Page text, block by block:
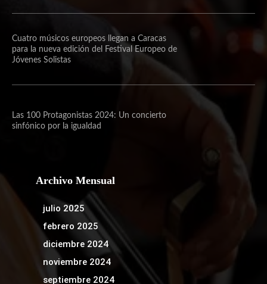
Cuatro músicos europeos llegan a Caracas
para la nueva edición del Festival Europeo de
Jóvenes Solistas
Las 100 Protagonistas 2024: Un concierto
sinfónico por la igualdad
Archivo Mensual
julio 2025
febrero 2025
diciembre 2024
noviembre 2024
septiembre 2024